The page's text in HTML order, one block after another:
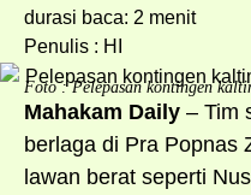
durasi baca: 2 menit
Penulis : HI
Foto : Pelepasan kontingen
Mahakam Daily – Tim
berlaga di Pra Popnas
lawan berat seperti